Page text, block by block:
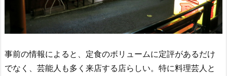
事前の情報によると、定食のボリュームに定評があるだけ
でなく、芸能人も多く来店する店らしい。特に料理芸人と